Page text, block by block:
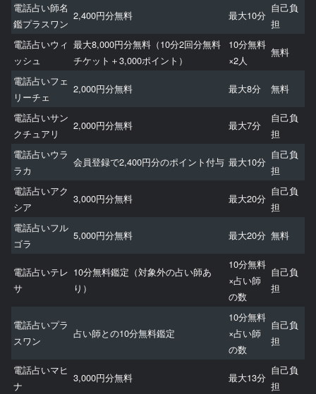
電話占い師名
鑑プラスワン
2,400円分無料 最大10分
自己負
担
電話占いウィ
ッシュ
最大8,000円分無料（10分2回分無料
チケット＋3,000ポイント）
10分無料
×2人
無料
電話占いフェ
リーチェ
2,000円分無料 最大8分 無料
電話占いサン
クチュアリ
2,000円分無料 最大7分
自己負
担
電話占いウラ
ラカ
会員登録で2,400円分のポイント付与 最大10分
自己負
担
電話占いアク
シア
3,000円分無料 最大20分
自己負
担
電話占いフル
ゴラ
5,000円分無料 最大20分 無料
電話占いテレ
サ
10分無料鑑定（対象外の占い師あ
り）
10分無料
×占い師
の数
自己負
担
電話占いプラ
スワン
占い師との10分無料鑑定
10分無料
×占い師
の数
自己負
担
電話占いマヒ
ナ
3,000円分無料 最大13分
自己負
担